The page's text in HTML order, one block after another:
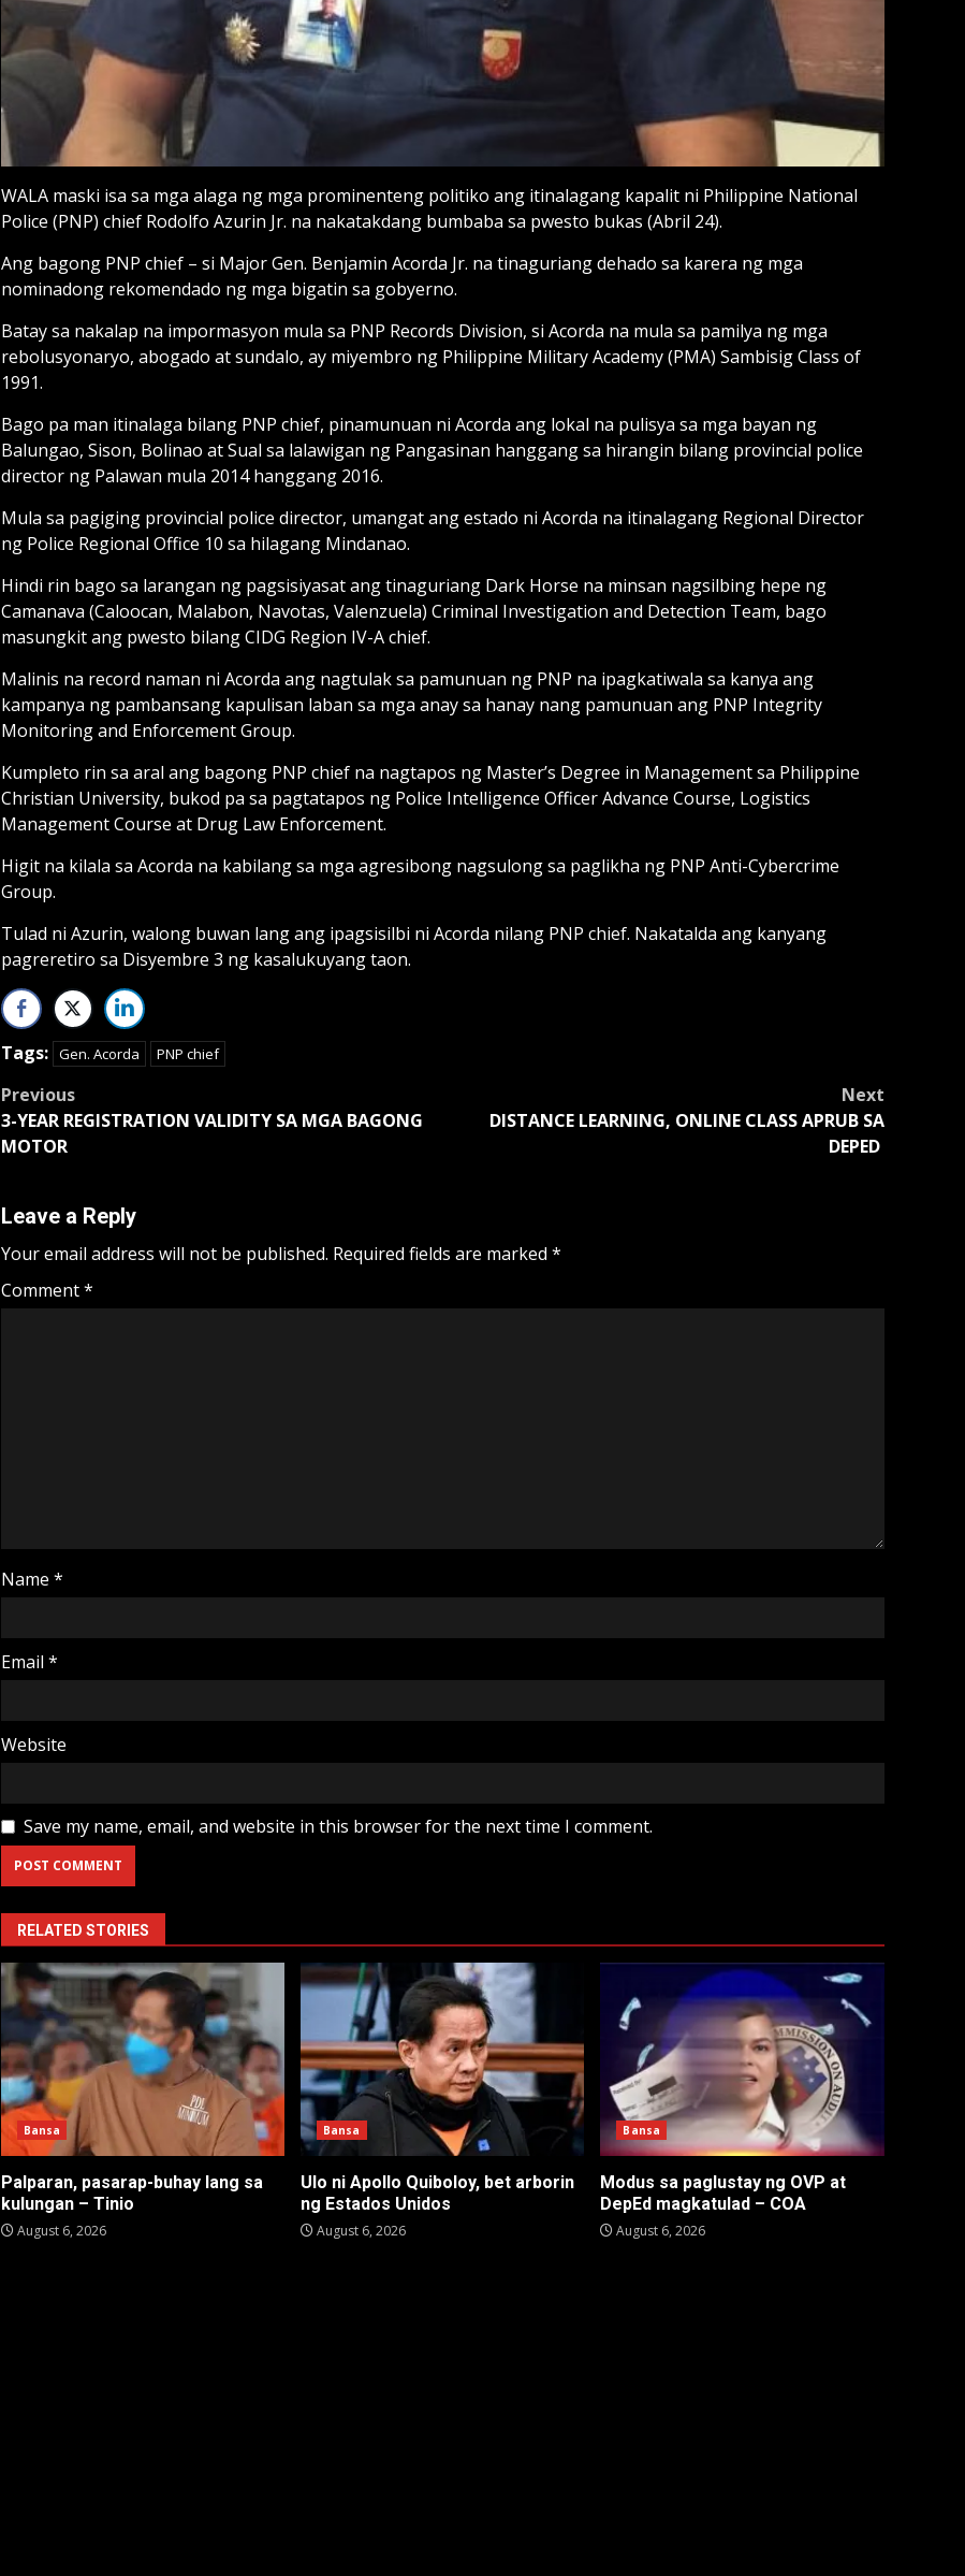
WALA maski isa sa mga alaga ng mga prominenteng politiko ang itinalagang kapalit ni Philippine National
Police (PNP) chief Rodolfo Azurin Jr. na nakatakdang bumbaba sa pwesto bukas (Abril 24).
Ang bagong PNP chief – si Major Gen. Benjamin Acorda Jr. na tinaguriang dehado sa karera ng mga
nominadong rekomendado ng mga bigatin sa gobyerno.
Batay sa nakalap na impormasyon mula sa PNP Records Division, si Acorda na mula sa pamilya ng mga
rebolusyonaryo, abogado at sundalo, ay miyembro ng Philippine Military Academy (PMA) Sambisig Class of
1991.
Bago pa man itinalaga bilang PNP chief, pinamunuan ni Acorda ang lokal na pulisya sa mga bayan ng
Balungao, Sison, Bolinao at Sual sa lalawigan ng Pangasinan hanggang sa hirangin bilang provincial police
director ng Palawan mula 2014 hanggang 2016.
Mula sa pagiging provincial police director, umangat ang estado ni Acorda na itinalagang Regional Director
ng Police Regional Office 10 sa hilagang Mindanao.
Hindi rin bago sa larangan ng pagsisiyasat ang tinaguriang Dark Horse na minsan nagsilbing hepe ng
Camanava (Caloocan, Malabon, Navotas, Valenzuela) Criminal Investigation and Detection Team, bago
masungkit ang pwesto bilang CIDG Region IV-A chief.
Malinis na record naman ni Acorda ang nagtulak sa pamunuan ng PNP na ipagkatiwala sa kanya ang
kampanya ng pambansang kapulisan laban sa mga anay sa hanay nang pamunuan ang PNP Integrity
Monitoring and Enforcement Group.
Kumpleto rin sa aral ang bagong PNP chief na nagtapos ng Master’s Degree in Management sa Philippine
Christian University, bukod pa sa pagtatapos ng Police Intelligence Officer Advance Course, Logistics
Management Course at Drug Law Enforcement.
Higit na kilala sa Acorda na kabilang sa mga agresibong nagsulong sa paglikha ng PNP Anti-Cybercrime
Group.
Tulad ni Azurin, walong buwan lang ang ipagsisilbi ni Acorda nilang PNP chief. Nakatalda ang kanyang
pagreretiro sa Disyembre 3 ng kasalukuyang taon.
Tags: Gen. Acorda PNP chief
Post
navigation
Previous
3-YEAR REGISTRATION VALIDITY SA MGA BAGONG
MOTOR
Next
DISTANCE LEARNING, ONLINE CLASS APRUB SA
DEPED
Leave a Reply
Your email address will not be published. Required fields are marked *
Comment*
Name *
Email *
Website
Save my name, email, and website in this browser for the next time I comment.
RELATED STORIES
Bansa
Palparan, pasarap-buhay lang sa
kulungan – Tinio
August 6, 2026
Bansa
Ulo ni Apollo Quiboloy, bet arborin
ng Estados Unidos
August 6, 2026
Bansa
Modus sa paglustay ng OVP at
DepEd magkatulad – COA
August 6, 2026